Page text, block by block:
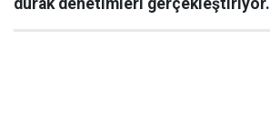
durak denetimleri gerçekleştiriyor.